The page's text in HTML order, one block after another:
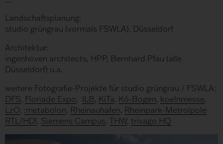
Landschaftsplanung:
studio grüngrau (vormals FSWLA), Düsseldorf
Architektur:
ingenhoven architects, HPP, Bernhard Pfau (alle
Düsseldorf) u.a.
weitere Fotografie-Projekte für studio grüngrau / FSWLA:
DFS Floriade Expo ILB KiTa Kö-Bogen koelnmesse
LzO :metabolon Rheinauhafen Rheinpark-Metrolpole
RTL/HDI Siemens Campus THW, trivago HQ